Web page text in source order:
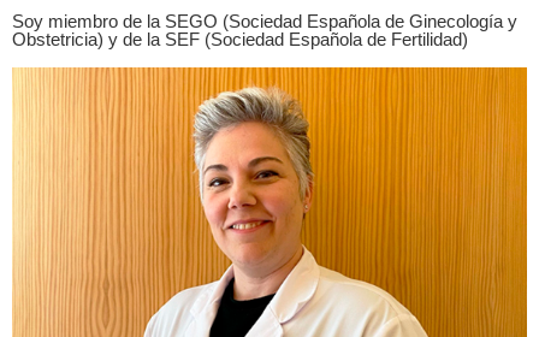
Soy miembro de la SEGO (Sociedad Española de Ginecología y
Obstetricia) y de la SEF (Sociedad Española de Fertilidad)